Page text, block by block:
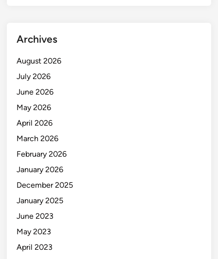
Archives
August 2026
July 2026
June 2026
May 2026
April 2026
March 2026
February 2026
January 2026
December 2025
January 2025
June 2023
May 2023
April 2023